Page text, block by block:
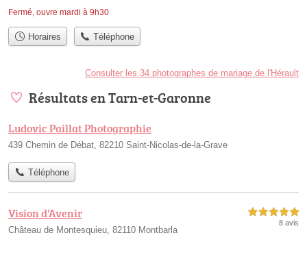
Fermé, ouvre mardi à 9h30
Horaires Téléphone
Consulter les 34 photographes de mariage de l'Hérault
Résultats en Tarn-et-Garonne
Ludovic Paillat Photographie
439 Chemin de Débat, 82210 Saint-Nicolas-de-la-Grave
Téléphone
Vision d'Avenir
Château de Montesquieu, 82110 Montbarla
5,0 étoiles sur 5
8 avis